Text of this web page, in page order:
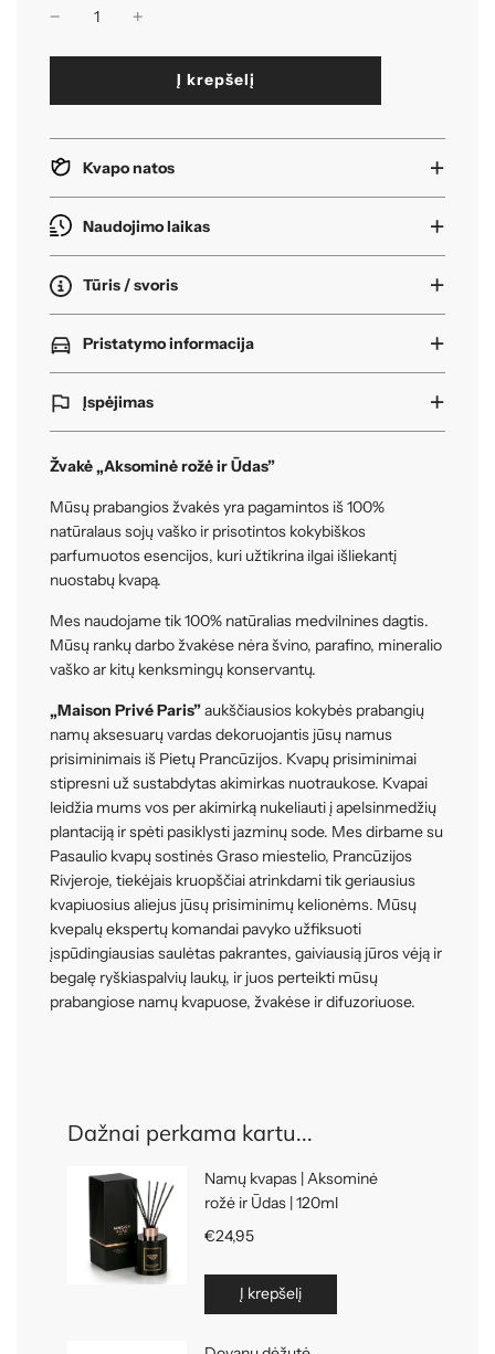
k
u
s
i
.
Į krepšelį
Kvapo natos
Naudojimo laikas
Tūris / svoris
Pristatymo informacija
Įspėjimas
Žvakė „Aksominė rožė ir Ūdas”
Mūsų prabangios žvakės yra pagamintos iš 100%
natūralaus sojų vaško ir prisotintos kokybiškos
parfumuotos esencijos, kuri užtikrina ilgai išliekantį
nuostabų kvapą.
Mes naudojame tik 100% natūralias medvilnines dagtis.
Mūsų rankų darbo žvakėse nėra švino, parafino, mineralio
vaško ar kitų kenksmingų konservantų.
„Maison Privé Paris”aukščiausios kokybės prabangių
namų aksesuarų vardas dekoruojantis jūsų namus
prisiminimais iš Pietų Prancūzijos. Kvapų prisiminimai
stipresni už sustabdytas akimirkas nuotraukose. Kvapai
leidžia mums vos per akimirką nukeliauti į apelsinmedžių
plantaciją ir spėti pasiklysti jazminų sode. Mes dirbame su
Pasaulio kvapų sostinės Graso miestelio, Prancūzijos
Rivjeroje, tiekėjais kruopščiai atrinkdami tik geriausius
kvapiuosius aliejus jūsų prisiminimų kelionėms. Mūsų
kvepalų ekspertų komandai pavyko užfiksuoti
įspūdingiausias saulėtas pakrantes, gaiviausią jūros vėją ir
begalę ryškiaspalvių laukų, ir juos perteikti mūsų
prabangiose namų kvapuose, žvakėse ir difuzoriuose.
Dažnai perkama kartu...